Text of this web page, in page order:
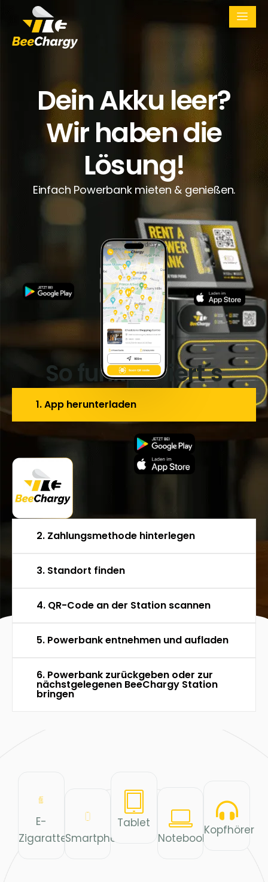
Dein Akku leer?
Wir haben die
Lösung!
Einfach Powerbank mieten & genießen.
So funktioniert´s
1. App herunterladen
2. Zahlungsmethode hinterlegen
3. Standort finden
4. QR-Code an der Station scannen
5. Powerbank entnehmen und aufladen
6. Powerbank zurückgeben oder zur
nächstgelegenen BeeChargy Station
bringen
E-
ZigaratteSmartphone
Tablet
Notebook
Kopfhörer